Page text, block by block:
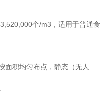
个/m3，适用于普通食
积均匀布点，静态（无人